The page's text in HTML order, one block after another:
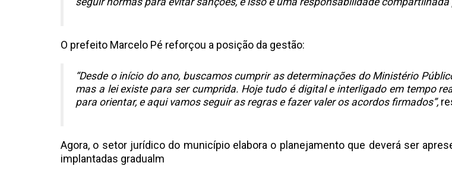
O prefeito Marcelo Pé reforçou a posição da gestão:
“Desde o início do ano, buscamos cumprir as determinações do Ministério
mas a lei existe para ser cumprida. Hoje tudo é digital e interligado em tempo
para orientar, e aqui vamos seguir as regras e fazer valer os acordos firmados”,
Agora, o setor jurídico do município elabora o planejamento que deverá ser
implantadas gradualm